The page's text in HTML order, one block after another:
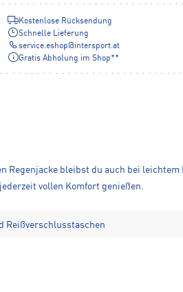
Kostenlose Rücksendung
Schnelle Lieferung
service.eshop@intersport.at
Gratis Abholung im Shop**
Regenjacke bleibst du auch bei leichtem
vollen Komfort genießen.
Reißverschlusstaschen